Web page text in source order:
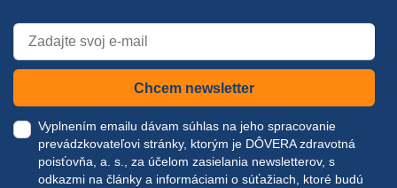
Chcem newsletter
Vyplnením emailu dávam súhlas na jeho spracovanie
prevádzkovateľovi stránky, ktorým je DÔVERA zdravotná
poisťovňa, a. s., za účelom zasielania newsletterov, s
odkazmi na články a informáciami o súťažiach, ktoré budú